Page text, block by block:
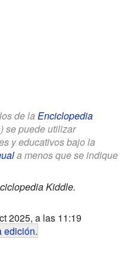
de la Enciclopedia
se puede utilizar
y educativos bajo la
a menos que se indique
Kiddle.
2025, a las 11:19
edición.